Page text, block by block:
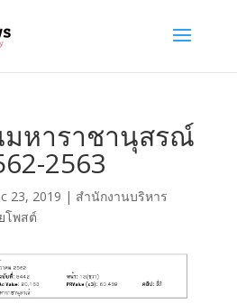
หาราชานุสรณ์
2563
23, 2019 | สำนักงานบริหาร
โพสต์